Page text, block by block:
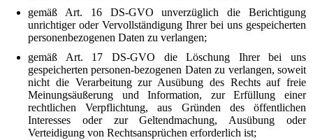
gemäß Art. 16 DS-GVO unverzüglich die Berichtigung
unrichtiger oder Vervollständigung Ihrer bei uns gespeicherten
personenbezogenen Daten zu verlangen;
gemäß Art. 17 DS-GVO die Löschung Ihrer bei uns
gespeicherten personen-bezogenen Daten zu verlangen, soweit
nicht die Verarbeitung zur Ausübung des Rechts auf freie
Meinungsäußerung und Information, zur Erfüllung einer
rechtlichen Verpflichtung, aus Gründen des öffentlichen
Interesses oder zur Geltendmachung, Ausübung oder
Verteidigung von Rechtsansprüchen erforderlich ist;